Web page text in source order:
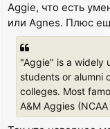
Aggie, что есть
или Agnes. Плюс
"Aggie" is a widely
students or alumni
colleges. Most
A&M Aggies